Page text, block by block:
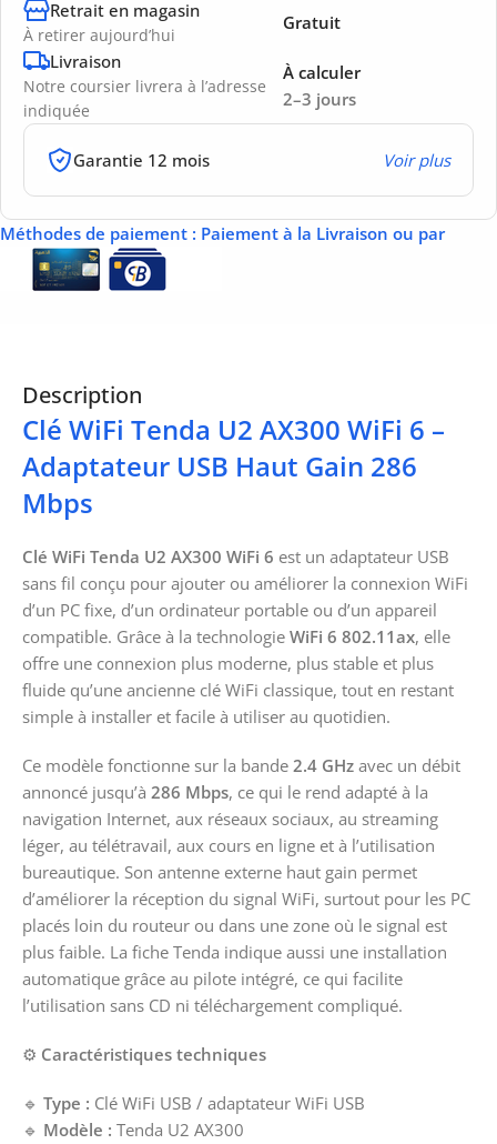
Retrait en magasin
À retirer aujourd’hui
Gratuit
Livraison
Notre coursier livrera à l’adresse
indiquée
2–3 jours
À calculer
Garantie 12 mois Voir plus
Méthodes de paiement : Paiement à la Livraison ou par
Description
Clé WiFi Tenda U2 AX300 WiFi 6 –
Adaptateur USB Haut Gain 286
Mbps
Clé WiFi Tenda U2 AX300 WiFi 6 est un adaptateur USB
sans fil conçu pour ajouter ou améliorer la connexion WiFi
d’un PC fixe, d’un ordinateur portable ou d’un appareil
compatible. Grâce à la technologie WiFi 6 802.11ax, elle
offre une connexion plus moderne, plus stable et plus
fluide qu’une ancienne clé WiFi classique, tout en restant
simple à installer et facile à utiliser au quotidien.
Ce modèle fonctionne sur la bande 2.4 GHz avec un débit
annoncé jusqu’à 286 Mbps, ce qui le rend adapté à la
navigation Internet, aux réseaux sociaux, au streaming
léger, au télétravail, aux cours en ligne et à l’utilisation
bureautique. Son antenne externe haut gain permet
d’améliorer la réception du signal WiFi, surtout pour les PC
placés loin du routeur ou dans une zone où le signal est
plus faible. La fiche Tenda indique aussi une installation
automatique grâce au pilote intégré, ce qui facilite
l’utilisation sans CD ni téléchargement compliqué.
⚙️ Caractéristiques techniques
🔹 Type : Clé WiFi USB / adaptateur WiFi USB
🔹 Modèle : Tenda U2 AX300